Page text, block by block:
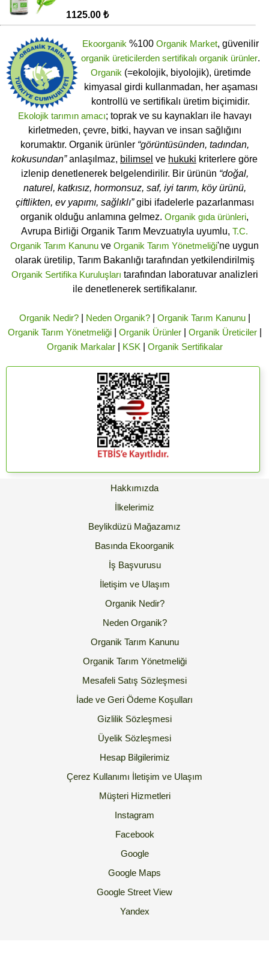
1125.00 ₺
Ekoorganik %100 Organik Market, güvenilir
organik üreticilerden sertifikalı organik ürünler.
Organik (=ekolojik, biyolojik), üretimde
kimyasal girdi kullanmadan, her aşaması
kontrollü ve sertifikalı üretim biçimidir.
Ekolojik tarımın amacı; toprak ve su kaynakları ile havayı
kirletmeden, çevre, bitki, hayvan ve insan sağlığını
korumaktır. Organik ürünler “görüntüsünden, tadından,
kokusundan”anlaşılmaz, bilimsel ve hukuki kriterlere göre
izlenip denetlenerek belgelendirilir. Bir ürünün “doğal,
naturel, katkısız, hormonsuz, saf, iyi tarım, köy ürünü,
çiftlikten, ev yapımı, sağlıklı”gibi ifadelerle pazarlanması
organik olduğu anlamına gelmez. Organik gıda ürünleri,
Avrupa Birliği Organik Tarım Mevzuatıyla uyumlu, T.C.
Organik Tarım Kanunu ve Organik Tarım Yönetmeliği'ne uygun
olarak üretilip, Tarım Bakanlığı tarafından yetkilendirilmiş
Organik Sertifika Kuruluşları tarafından laboratuvar analizleri
ile denetlenerek sertifikalanır.
Organik Nedir?| Neden Organik?| Organik Tarım Kanunu|
Organik Tarım Yönetmeliği| Organik Ürünler| Organik Üreticiler|
Organik Markalar| KSK Organik Sertifikalar
Hakkımızda
İlkelerimiz
Beylikdüzü Mağazamız
Basında Ekoorganik
İş Başvurusu
İletişim ve Ulaşım
Organik Nedir?
Neden Organik?
Organik Tarım Kanunu
Organik Tarım Yönetmeliği
Mesafeli Satış Sözleşmesi
İade ve Geri Ödeme Koşulları
Gizlilik Sözleşmesi
Üyelik Sözleşmesi
Hesap Bilgilerimiz
Çerez Kullanımı İletişim ve Ulaşım
Müşteri Hizmetleri
Instagram
Facebook
Google
Google Maps
Google Street View
Yandex